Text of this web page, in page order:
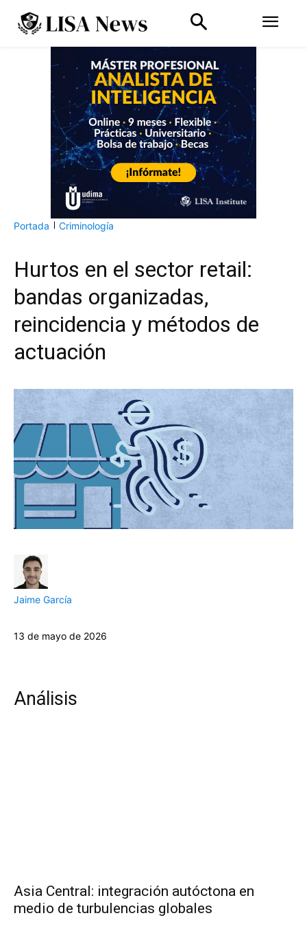
Portada Criminología
Hurtos en el sector retail:
bandas organizadas,
reincidencia y métodos de
actuación
Jaime García
13 de mayo de 2026
Análisis
Asia Central: integración autóctona en
medio de turbulencias globales